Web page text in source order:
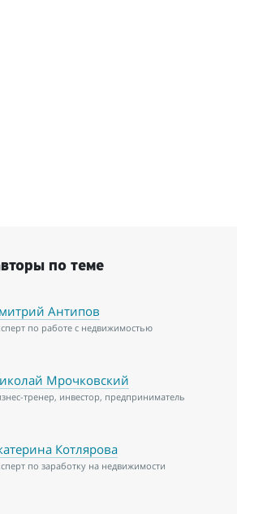
по теме
Антипов
по работе с недвижимостью
Мрочковский
тренер, инвестор, предприниматель
Котлярова
по заработку на недвижимости